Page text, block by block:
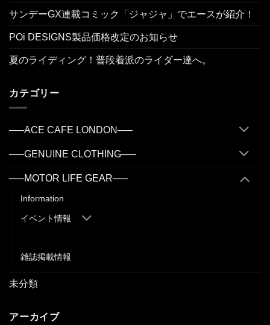
サンデーGX連載コミック「ジャジャ」でエースが紹介！
POi DESIGNS製品価格改定のお知らせ
夏のライディング！普段着派のライダー達へ。
カテゴリー
—–ACE CAFE LONDON—–
—–GENUINE CLOTHING—–
—–MOTOR LIFE GEAR—–
Information
イベント情報
雑誌掲載情報
未分類
アーカイブ